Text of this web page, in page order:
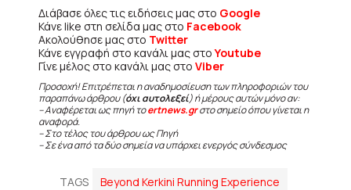
Διάβασε όλες τις ειδήσεις μας στο Google
Κάνε like στη σελίδα μας στο Facebook
Ακολούθησε μας στο Twitter
Κάνε εγγραφή στο κανάλι μας στοYoutube
Γίνε μέλος στο κανάλι μας στο Viber
Προσοχή! Επιτρέπεται η αναδημοσίευση των πληροφοριών του
παραπάνω άρθρου (όχι αυτολεξεί) ή μέρους αυτών μόνο αν:
– Αναφέρεται ως πηγή τοertnews.grστο σημείο όπου γίνεται η
αναφορά.
– Στο τέλος του άρθρου ως Πηγή
– Σε ένα από τα δύο σημεία να υπάρχει ενεργός σύνδεσμος
TAGS Beyond Kerkini Running Experience